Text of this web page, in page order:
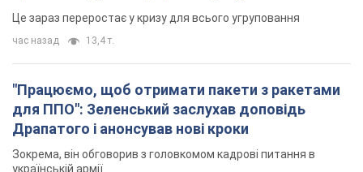
Це зараз переростає у кризу для всього угруповання
час назад 13,4 т.
"Працюємо, щоб отримати пакети з ракетами
для ППО": Зеленський заслухав доповідь
Драпатого і анонсував нові кроки
Зокрема, він обговорив з головкомом кадрові питання в
українській армії